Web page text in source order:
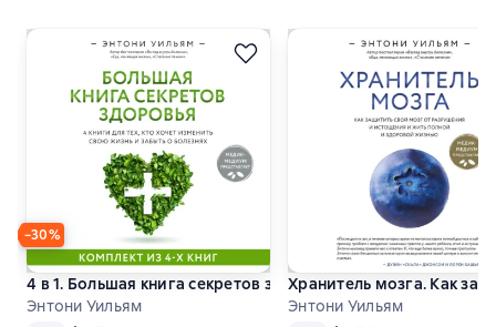
−30%
4 в 1. Большая книга секретов здоровья. 4 книги для тех,
Энтони Уильям
Хранитель мозга. Как
Энтони Уильям